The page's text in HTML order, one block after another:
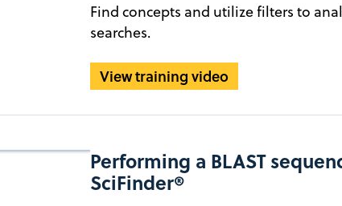
Find concepts and utilize filters to
searches.
View training video
Performing a BLAST
SciFinder®